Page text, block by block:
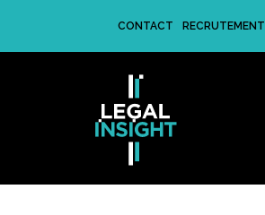
CONTACT RECRUTEMENT